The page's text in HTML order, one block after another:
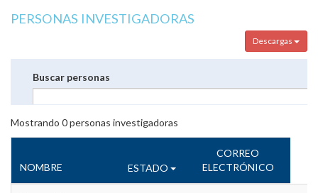
PERSONAS INVESTIGADORAS
Descargas
Buscar personas
Mostrando 0personas investigadoras
NOMBRE ESTADO
CORREO
ELECTRÓNICO